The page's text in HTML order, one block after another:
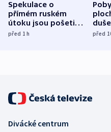
Spekulace o
přímém ruském
útoku jsou pošetilé,
míní estonský
před 1h před
Divácké centrum